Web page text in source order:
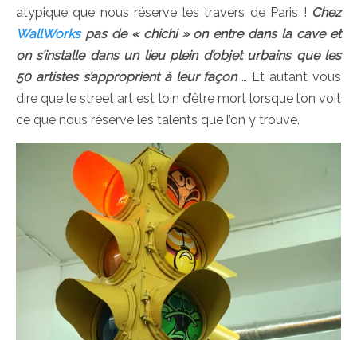
atypique que nous réserve les travers de Paris ! Chez
WallWorkspas de « chichi » on entre dans la cave et
on s’installe dans un lieu plein d’objet urbains que les
50 artistes s’approprient à leur façon… Et autant vous
dire que le street art est loin d’être mort lorsque l’on voit
ce que nous réserve les talents que l’on y trouve.